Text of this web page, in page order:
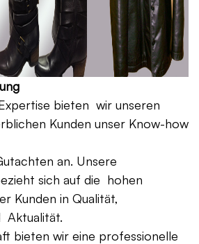
bieten wir unseren
Kunden unser Know-how
an. Unsere
sich auf die hohen
Kunden in Qualität,
Aktualität.
bieten wir eine professionelle